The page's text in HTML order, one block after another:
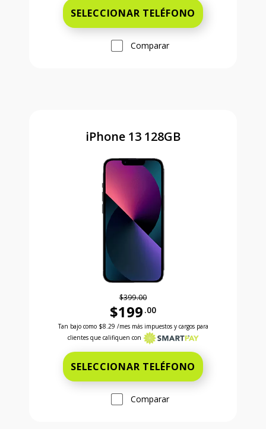
SELECCIONAR TELÉFONO
Comparar
iPhone 13 128GB
$399.00
$199 .00
Antes el precio era 399 dollars and 00 cents
Tan bajo como $8.29 /mes más impuestos y cargos para
clientes que califiquen con
SELECCIONAR TELÉFONO
Comparar